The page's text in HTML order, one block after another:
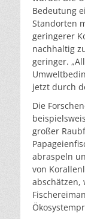
Bedeutung
Standorten
geringerer
nachhaltig
geringer.
jetzt durch
Die
großer
abraspeln
von
abschätzen,